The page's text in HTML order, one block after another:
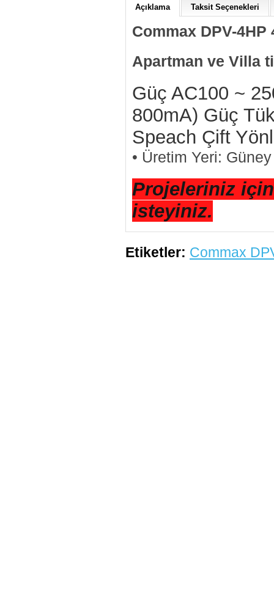
Açıklama Taksit Seçenekleri
Commax DPV-
Apartman ve Villa
Güç AC100 ~
800mA) Güç
Speach Çift
• Üretim Yeri:
Projeleriniz
isteyiniz.
Etiketler: Commax